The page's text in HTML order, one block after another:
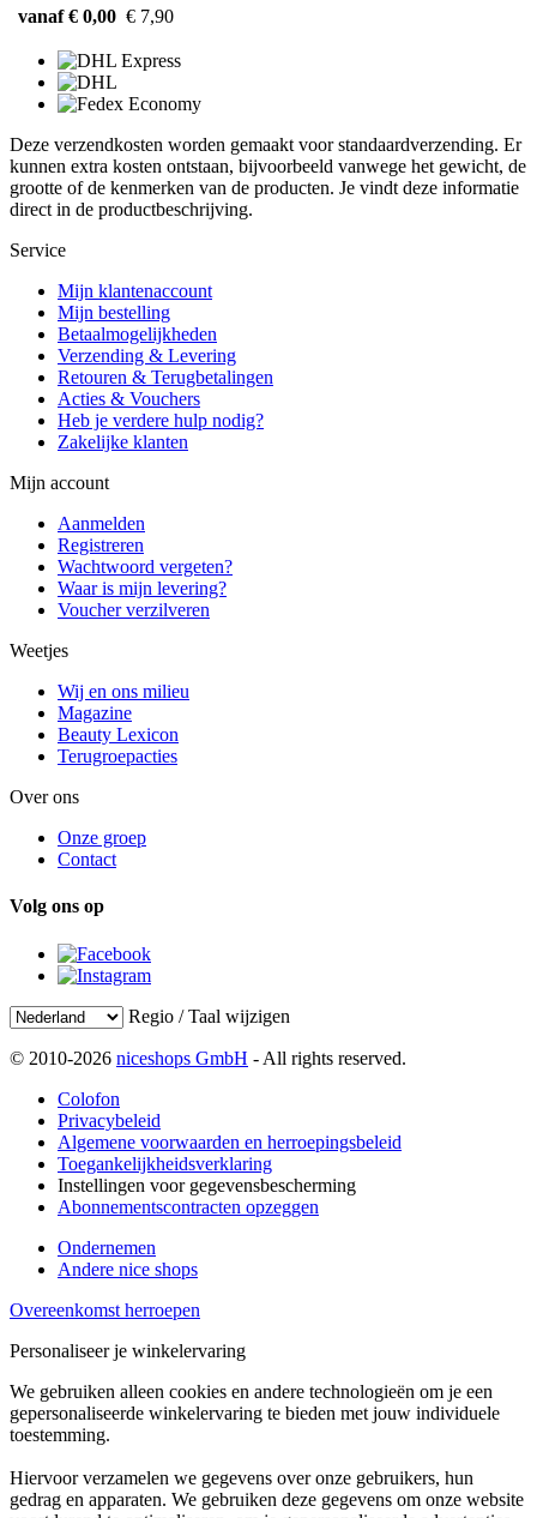
vanaf € 0,00 € 7,90
Deze verzendkosten worden gemaakt voor standaardverzending. Er
kunnen extra kosten ontstaan, bijvoorbeeld vanwege het gewicht, de
grootte of de kenmerken van de producten. Je vindt deze informatie
direct in de productbeschrijving.
Service
Mijn klantenaccount
Mijn bestelling
Betaalmogelijkheden
Verzending & Levering
Retouren & Terugbetalingen
Acties & Vouchers
Heb je verdere hulp nodig?
Zakelijke klanten
Mijn account
Aanmelden
Registreren
Wachtwoord vergeten?
Waar is mijn levering?
Voucher verzilveren
Weetjes
Wij en ons milieu
Magazine
Beauty Lexicon
Terugroepacties
Over ons
Onze groep
Contact
Volg ons op
Regio / Taal wijzigen
© 2010-2026 niceshops GmbH - All rights reserved.
Colofon
Privacybeleid
Algemene voorwaarden en herroepingsbeleid
Toegankelijkheidsverklaring
Instellingen voor gegevensbescherming
Abonnementscontracten opzeggen
Ondernemen
Andere nice shops
Overeenkomst herroepen
Personaliseer je winkelervaring
We gebruiken alleen cookies en andere technologieën om je een
gepersonaliseerde winkelervaring te bieden met jouw individuele
toestemming.
Hiervoor verzamelen we gegevens over onze gebruikers, hun
gedrag en apparaten. We gebruiken deze gegevens om onze website